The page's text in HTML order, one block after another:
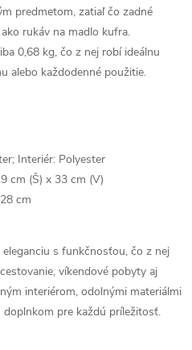
predmetom, zatiaľ čo zadné
rukáv na madlo kufra.
0,68 kg, čo z nej robí ideálnu
alebo každodenné použitie.
Interiér: Polyester
cm (Š) x 33 cm (V)
28 cm
s funkčnosťou, čo z nej
víkendové pobyty aj
interiérom, odolnými materiálmi
pre každú príležitosť.